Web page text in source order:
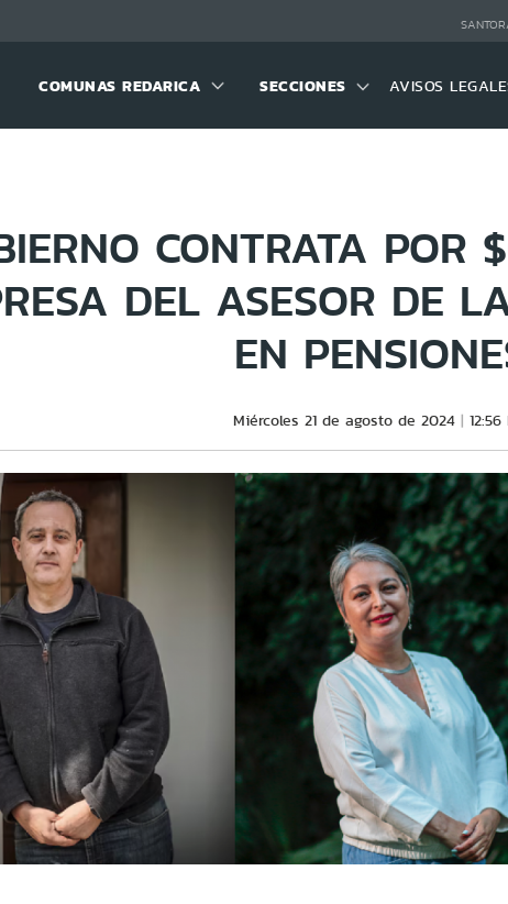
COMUNAS REDARICA SECCIONES AVISOS
CONTRATA POR
DEL ASESOR DE
EN
Miércoles 21 de agosto de 2024